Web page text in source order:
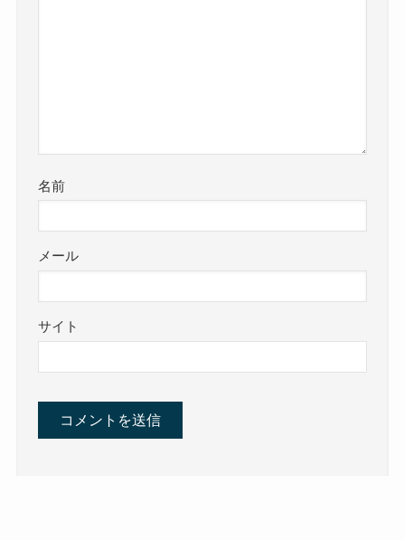
名前
メール
サイト